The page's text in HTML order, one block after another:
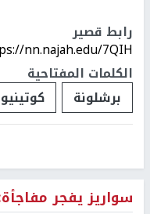
رابط قصير
nn.najah.edu/7QIH/
الكلمات المفتاحية
برشلونة
كوتينيو
سواريز يفجر